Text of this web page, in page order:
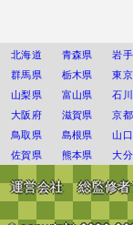
北海道 青森県 岩
群馬県
栃木県 東
山梨県
富山県 石
大阪府
滋賀県 京
鳥取県
島根県 山
佐賀県
熊本県 大
運営会社 総監修